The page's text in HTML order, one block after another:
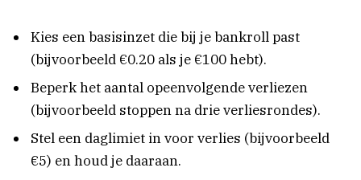
Kies een basisinzet die bij je bankroll past
(bijvoorbeeld €0.20 als je €100 hebt).
Beperk het aantal opeenvolgende verliezen
(bijvoorbeeld stoppen na drie verliesrondes).
Stel een daglimiet in voor verlies (bijvoorbeeld
€5) en houd je daaraan.